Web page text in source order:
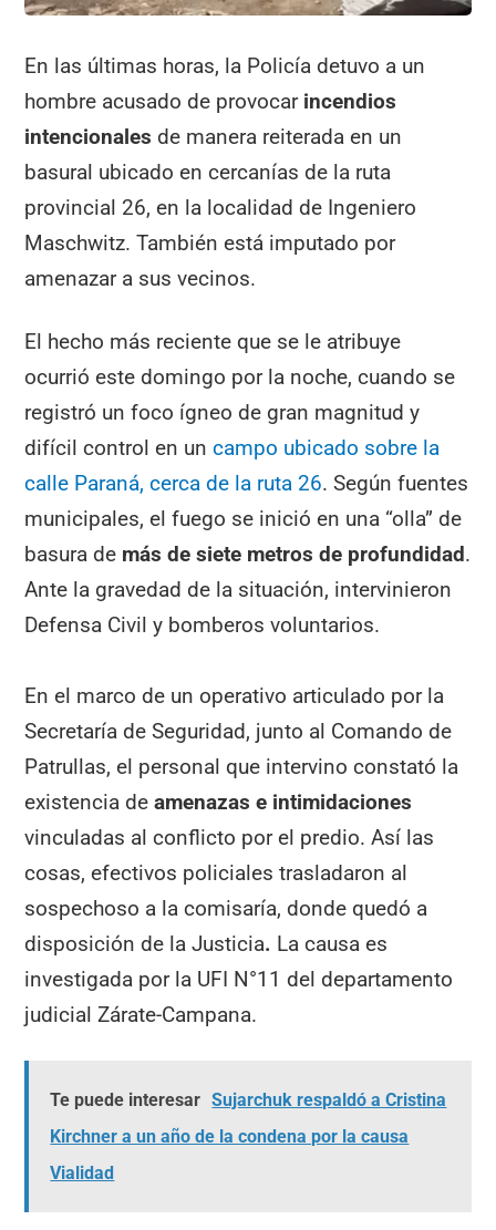
En las últimas horas, la Policía detuvo a un
hombre acusado de provocar incendios
intencionales de manera reiterada en un
basural ubicado en cercanías de la ruta
provincial 26, en la localidad de Ingeniero
Maschwitz. También está imputado por
amenazar a sus vecinos.
El hecho más reciente que se le atribuye
ocurrió este domingo por la noche, cuando se
registró un foco ígneo de gran magnitud y
difícil control en uncampo ubicado sobre la
calle Paraná, cerca de la ruta 26. Según fuentes
municipales, el fuego se inició en una “olla” de
basura de más de siete metros de profundidad.
Ante la gravedad de la situación, intervinieron
Defensa Civil y bomberos voluntarios.
En el marco de un operativo articulado por la
Secretaría de Seguridad, junto al Comando de
Patrullas, el personal que intervino constató la
existencia deamenazas e intimidaciones
vinculadas al conflicto por el predio. Así las
cosas, efectivos policiales trasladaron al
sospechoso a la comisaría, donde quedó a
disposición de la Justicia. La causa es
investigada por la UFI N°11 del departamento
judicial Zárate-Campana.
Te puede interesar Sujarchuk respaldó a Cristina
Kirchner a un año de la condena por la causa
Vialidad